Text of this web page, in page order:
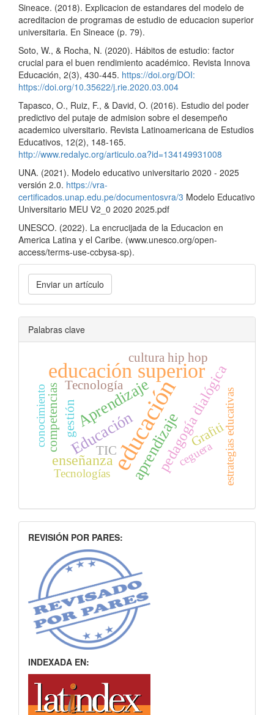
Sineace. (2018). Explicacion de estandares del modelo de
acreditacion de programas de estudio de educacion superior
universitaria. En Sineace (p. 79).
Soto, W., & Rocha, N. (2020). Hábitos de estudio: factor
crucial para el buen rendimiento académico. Revista Innova
Educación, 2(3), 430-445. https://doi.org/DOI:
https://doi.org/10.35622/j.rie.2020.03.004
Tapasco, O., Ruiz, F., & David, O. (2016). Estudio del poder
predictivo del putaje de admision sobre el desempeño
academico uiversitario. Revista Latinoamericana de Estudios
Educativos, 12(2), 148-165.
http://www.redalyc.org/articulo.oa?id=134149931008
UNA. (2021). Modelo educativo universitario 2020 - 2025
versión 2.0. https://vra-
certificados.unap.edu.pe/documentosvra/3 Modelo Educativo
Universitario MEU V2_0 2020 2025.pdf
UNESCO. (2022). La encrucijada de la Educacion en
America Latina y el Caribe. (www.unesco.org/open-
access/terms-use-ccbysa-sp).
Enviar
un
artículo
Enviar un artículo
Palabras clave
educación
educación superior
Educación
Aprendizaje
aprendizajepedagogía dialógica
enseñanza
Tecnología
gestión
competencias
cultura hip hop
Grafiti
TIC
Tecnologías
ceguera
conocimiento estrategias educativas
INDEXACION
REVISIÓN POR PARES:
INDEXADA EN: